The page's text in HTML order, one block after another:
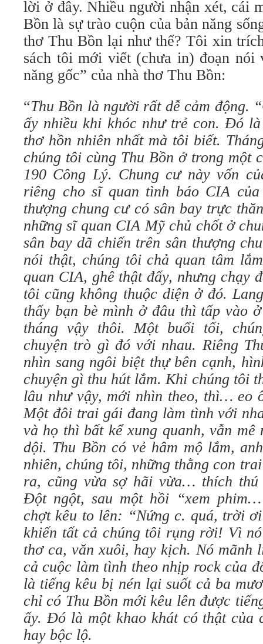
lời ở đây. Nhiều người nhận xét, cái
Bồn là sự trào cuộn của bản năng
thơ Thu Bồn lại như thế? Tôi xin
sách tôi mới viết (chưa in) đoạn nói
năng gốc” của nhà thơ Thu Bồn:
“Thu Bồn là người rất dễ cảm động.
ấy nhiều khi khóc như trẻ con. Đó
thơ hồn nhiên nhất mà tôi biết.
chúng tôi cùng Thu Bồn ở trong một
190 Công Lý. Chung cư này vốn
riêng cho sĩ quan tình báo CIA
thượng chung cư có sân bay trực
những sĩ quan CIA Mỹ chủ chốt ở
sân bay dã chiến trên sân thượng
nói thật, chúng tôi chả quan tâm
quan CIA, ghê thật đấy, nhưng chạy
tôi cũng không thuộc diện ở đó.
thấy bạn bè mình ở đâu thì tấp vào
tháng vậy thôi. Một buổi tối,
chuyện trò gì đó với nhau. Riêng
nhìn sang ngôi biệt thự bên cạnh,
chuyện gì thu hút lắm. Khi chúng tôi
lâu như vậy, mới nhìn theo, thì… eo
Một đôi trai gái đang làm tình với
và họ thì bất kể xung quanh, vẫn
dội. Thu Bồn có vẻ hâm mộ lắm,
nhiên, chúng tôi, những thằng con
ra, cũng vừa sợ hãi vừa… thích thú
Đột ngột, sau một hồi “xem
chợt kêu to lên: “Nứng c. quá, trời
khiến tất cả chúng tôi rụng rời! Vì
thơ ca, văn xuôi, hay kịch. Nó mãnh
cả cuộc làm tình theo nhịp rock của
là tiếng kêu bị nén lại suốt cả ba
chỉ có Thu Bồn mới kêu lên được
ấy. Đó là một khao khát có thật của
hay bộc lộ.